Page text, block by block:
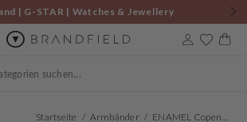
| G-STAR | Watches & Jewellery
Startseite Armbänder ENAMEL Copenhagen Erna Gold Plated Recycled 925 Sterling Silver Bracelet B110G-PE